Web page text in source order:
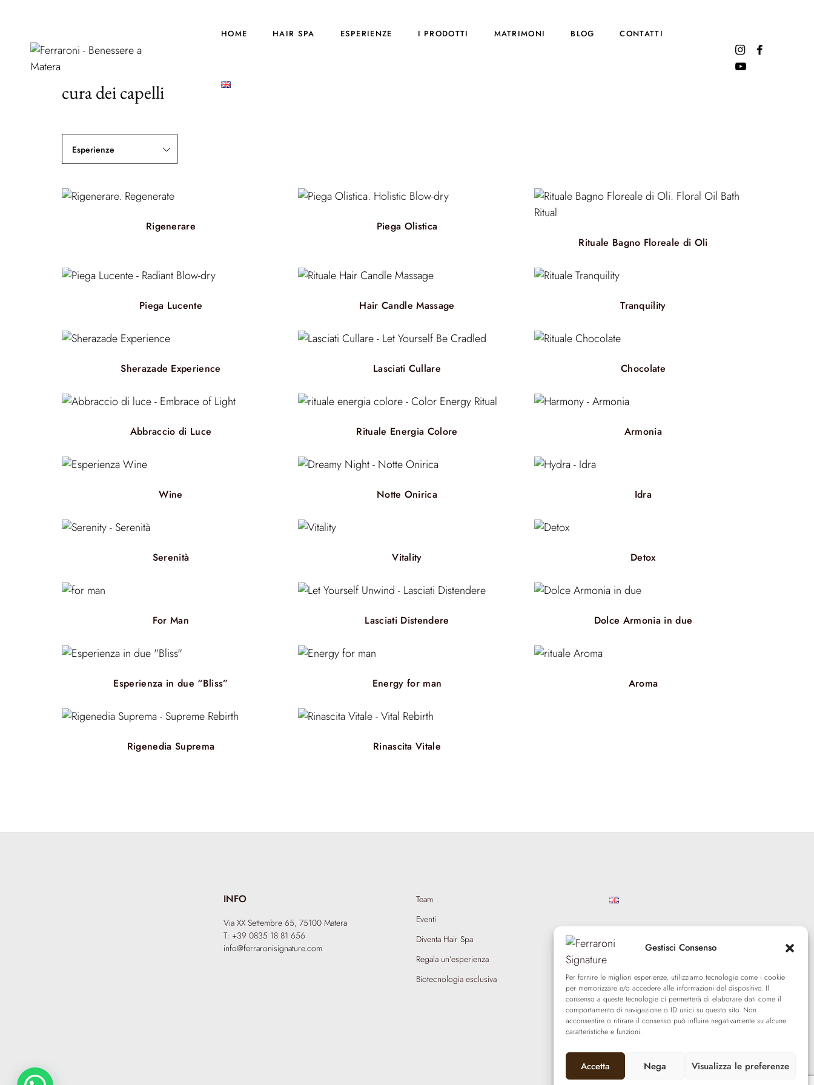
Gestisci Consenso
Per fornire le migliori esperienze, utilizziamo tecnologie come i cookie
per memorizzare e/o accedere alle informazioni del dispositivo. Il
consenso a queste tecnologie ci permetterà di elaborare dati come il
comportamento di navigazione o ID unici su questo sito. Non
acconsentire o ritirare il consenso può influire negativamente su alcune
caratteristiche e funzioni.
Accetta Nega Visualizza le preferenze
HOME HAIR SPA ESPERIENZE I PRODOTTI MATRIMONI BLOG CONTATTI
cura dei capelli
Esperienze
Rigenerare
Piega Olistica
Rituale Bagno Floreale di Oli
Piega Lucente Hair Candle Massage Tranquility
Sherazade Experience Lasciati Cullare Chocolate
Abbraccio di Luce Rituale Energia Colore Armonia
Wine Notte Onirica Idra
Serenità Vitality Detox
For Man Lasciati Distendere Dolce Armonia in due
Esperienza in due “Bliss” Energy for man Aroma
Rigenedia Suprema Rinascita Vitale
INFO
Via XX Settembre 65, 75100 Matera
T: +39 0835 18 81 656
info@ferraronisignature.com
Team
Eventi
Diventa Hair Spa
Regala un’esperienza
Biotecnologia esclusiva
ORARI
Lun – Sab: 9:00 — 17:00
Mer – Gio: 14:00 — 22:00
Domenica: chiuso